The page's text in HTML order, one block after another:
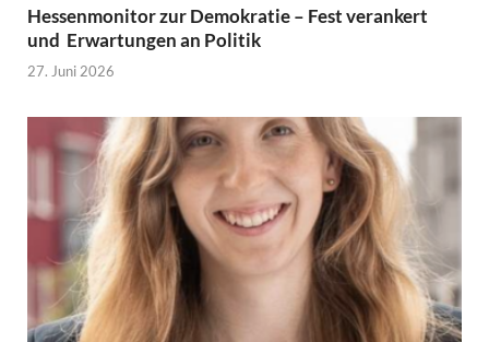
Hessenmonitor zur Demokratie – Fest verankert
und Erwartungen an Politik
27. Juni 2026